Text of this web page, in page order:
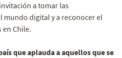
a tomar las
digital y a reconocer el
Chile.
que aplauda a aquellos que se